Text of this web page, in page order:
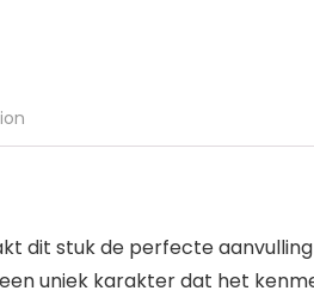
dit stuk de perfecte
uniek karakter dat het